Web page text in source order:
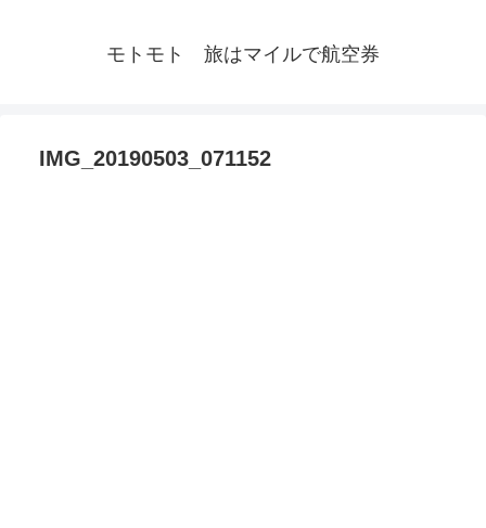
モトモト 旅はマイルで航空券
IMG_20190503_071152